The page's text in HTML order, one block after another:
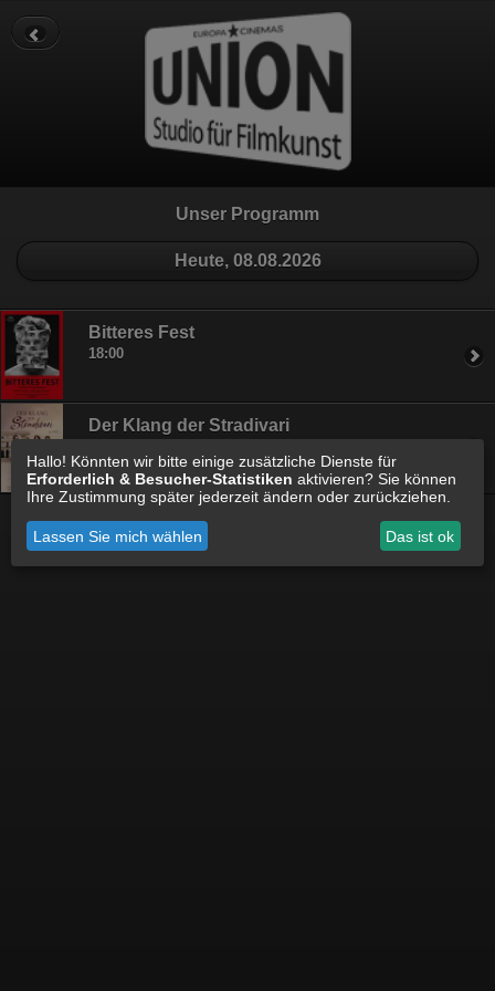
Unser Programm
Heute, 08.08.2026
Bitteres Fest
18:00
Der Klang der Stradivari
Datenschutz Impressum Cookie Einstellungen
Datenschutz Impressum Cookie Einstellungen
Hallo! Könnten wir bitte einige zusätzliche Dienste für
Erforderlich & Besucher-Statistiken aktivieren? Sie können
Ihre Zustimmung später jederzeit ändern oder zurückziehen.
Lassen Sie mich wählen Das ist ok